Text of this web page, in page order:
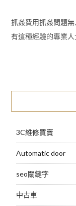
抓姦費用抓姦問題
有這種經驗的專業
3C維修買賣
Automatic door
seo關鍵字
中古車